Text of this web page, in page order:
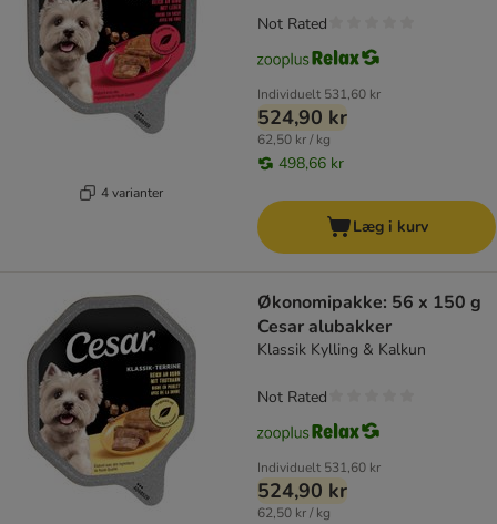
4 varianter
Individuelt 531,60 kr
524,90 kr
62,50 kr / kg
498,66 kr
Not Rated
Læg i kurv
Økonomipakke: 56 x 150 g
Cesar alubakker
Klassik Kylling & Kalkun
Individuelt 531,60 kr
524,90 kr
62,50 kr / kg
Not Rated